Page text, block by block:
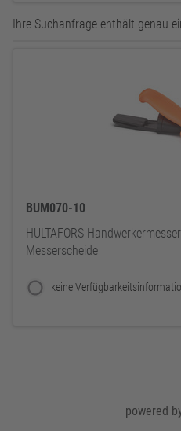
Ihre Suchanfrage enthält genau
BUM070-10
HULTAFORS
Messerscheide
keine
powered